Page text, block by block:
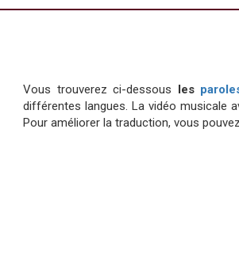
Vous trouverez ci-dessous les
différentes langues. La vidéo musicale
Pour améliorer la traduction, vous